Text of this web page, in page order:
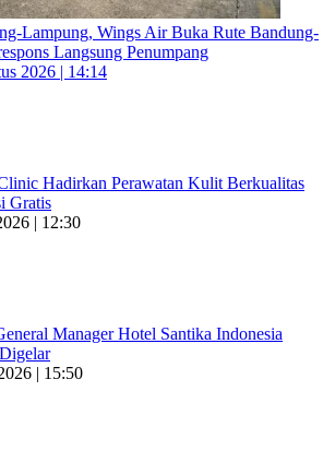
Lampung, Wings Air Buka Rute Bandung-
Langsung Penumpang
2026 | 14:14
Hadirkan Perawatan Kulit Berkualitas
Gratis
| 12:30
Manager Hotel Santika Indonesia
| 15:50